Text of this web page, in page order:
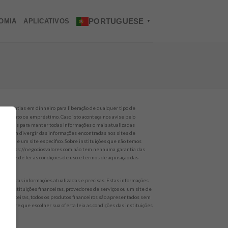
APLICATIVOS PORTUGUESE ▼
quantias em dinheiro para liberação de qualquer tipo de
ou empréstimo. Caso isto aconteça nos avise pelo
para manter todas informações o mais atualizadas
divergir das informações encontradas nos sites de
de um site específico. Sobre instituições que não temos
https://negociosvalores.com não tem nenhuma garantia das
de ler as condições de uso e termos de aquisição das
todas informações atualizadas e precisas. Estas informações
de instituições financeiras, provedores de serviços ou um site de
parceiras, todos os produtos financeiros são apresentados sem
que escolher sua oferta leia as condições das instituições